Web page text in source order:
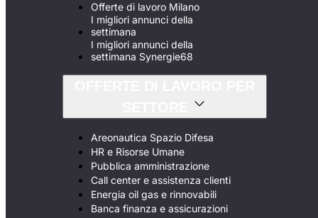
Offerte di lavoro Milano
I migliori annunci della
settimana
I migliori annunci della
settimana Synergie68
Areonautica Spazio Difesa
HR e Risorse Umane
Pubblica amministrazione
Call center e assistenza clienti
Energia oil gas e rinnovabili
Banca finanza e assicurazioni